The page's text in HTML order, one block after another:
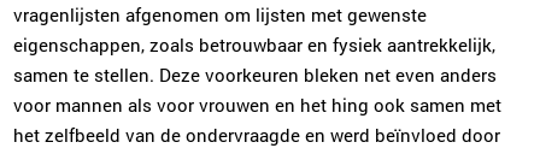
vragenlijsten afgenomen om lijsten met gewenste
eigenschappen, zoals betrouwbaar en fysiek aantrekkelijk,
samen te stellen. Deze voorkeuren bleken net even anders
voor mannen als voor vrouwen en het hing ook samen met
het zelfbeeld van de ondervraagde en werd beïnvloed door